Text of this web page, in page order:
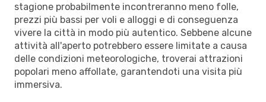
stagione probabilmente incontreranno meno folle,
prezzi più bassi per voli e alloggi e di conseguenza
vivere la città in modo più autentico. Sebbene alcune
attività all'aperto potrebbero essere limitate a causa
delle condizioni meteorologiche, troverai attrazioni
popolari meno affollate, garantendoti una visita più
immersiva.